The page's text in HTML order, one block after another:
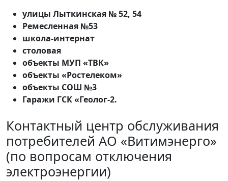
улицы Лыткинская № 52, 54
Ремесленная №53
школа-интернат
столовая
объекты МУП «ТВК»
объекты «Ростелеком»
объекты СОШ №3
Гаражи ГСК «Геолог-2.
Контактный центр обслуживания
потребителей АО «Витимэнерго»
(по вопросам отключения
электроэнергии)